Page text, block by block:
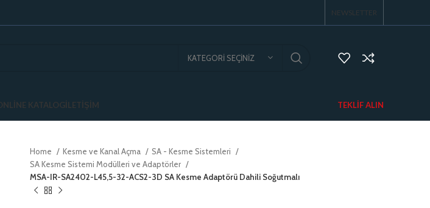
NEWSLETTER
KATEGORI SEÇINIZ
KATALOGİLETIŞIM TEKLIF ALIN
Home Kesme ve Kanal Açma
SA - Kesme Sistemleri
SA Kesme Sistemi Modülleri ve Adaptörler
MSA-IR-SA2402-L45,5-32-ACS2-3D SA Kesme Adaptörü Dahili Soğutmalı